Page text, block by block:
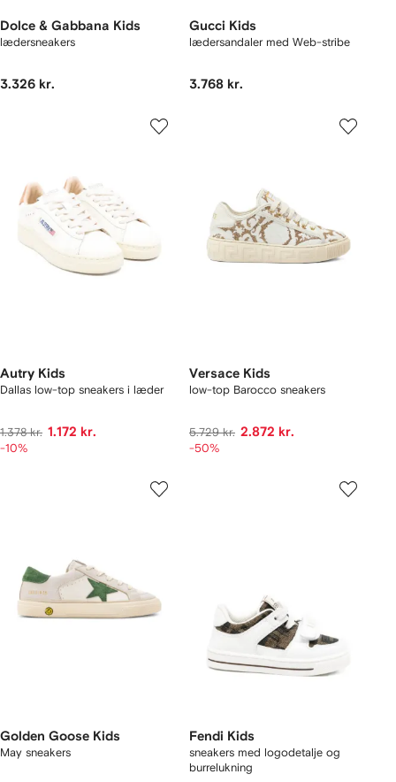
Dolce & Gabbana Kids
lædersneakers
3.326 kr.
Gucci Kids
lædersandaler med Web-stribe
3.768 kr.
Autry Kids
Dallas low-top sneakers i læder
1.378 kr. 1.172 kr.
-10%
Versace Kids
low-top Barocco sneakers
5.729 kr. 2.872 kr.
-50%
Golden Goose Kids
May sneakers
Fendi Kids
sneakers med logodetalje og
burrelukning